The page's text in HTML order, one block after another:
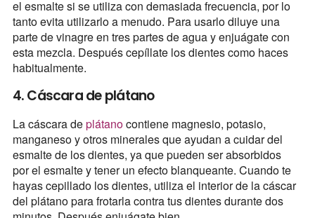
el esmalte si se utiliza con demasiada frecuencia, por lo
tanto evita utilizarlo a menudo. Para usarlo diluye una
parte de vinagre en tres partes de agua y enjuágate con
esta mezcla. Después cepíllate los dientes como haces
habitualmente.
4. Cáscara de plátano
La cáscara deplátanocontiene magnesio, potasio,
manganeso y otros minerales que ayudan a cuidar del
esmalte de los dientes, ya que pueden ser absorbidos
por el esmalte y tener un efecto blanqueante. Cuando te
hayas cepillado los dientes, utiliza el interior de la cáscar
del plátano para frotarla contra tus dientes durante dos